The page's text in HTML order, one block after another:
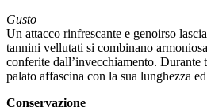
Gusto
Un attacco rinfrescante e genoirso
tannini vellutati si combinano
conferite dall’invecchiamento. Durante
palato affascina con la sua lunghezza
Conservazione